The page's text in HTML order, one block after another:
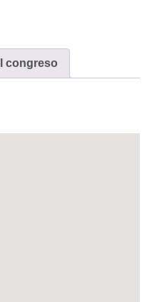
congreso